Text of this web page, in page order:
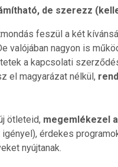
de szerezz
feszül a két
valójában nagyon is
a kapcsolati
el magyarázat nélkül,
ötleteid, megemlékezel
érdekes
nyújtanak.